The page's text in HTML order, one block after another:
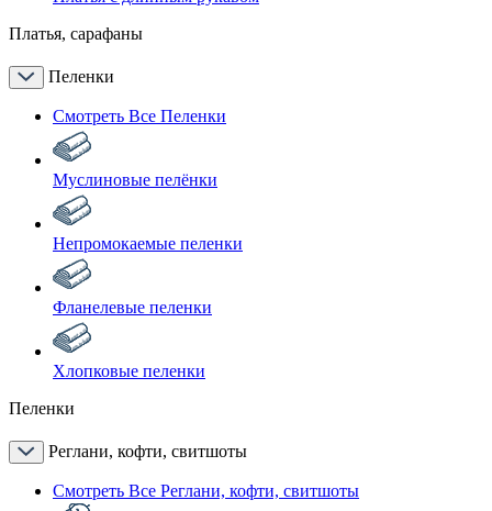
Платья, сарафаны
Пеленки
Смотреть Все Пеленки
Муслиновые пелёнки
Непромокаемые пеленки
Фланелевые пеленки
Хлопковые пеленки
Пеленки
Реглани, кофти, свитшоты
Смотреть Все Реглани, кофти, свитшоты